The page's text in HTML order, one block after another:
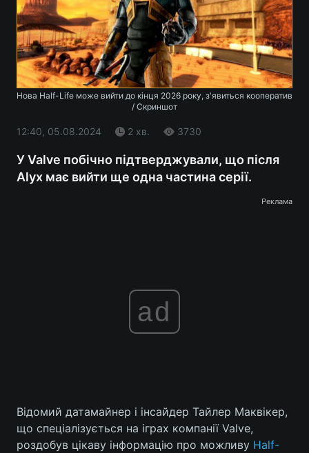
Нова Half-Life може вийти до кінця 2026 року, з'явиться кооператив
/ Скриншот
12:40, 05.08.2024 2 хв. 3730
У Valve побічно підтверджували, що після
Alyx має вийти ще одна частина серії.
Реклама
ad
Відомий датамайнер і інсайдер Тайлер Маквікер,
що спеціалізується на іграх компанії Valve,
роздобув цікаву інформацію про можливу Half-